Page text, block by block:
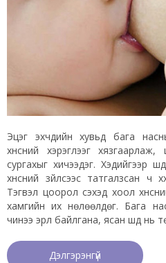
Эцэг эхчүүдийн хувьд бага
хүнсний хэрэглээг
сургахыг хичээдэг. Хэдийгээр
хүнсний зүйлсээс татгалзсан ч
Тэгвэл цоорол үүсэхэд хоол
хамгийн их нөлөөлдөг. Бага
чинээ эрүүл байлгана, ясан шүд нь
Дэлгэрэнгүй